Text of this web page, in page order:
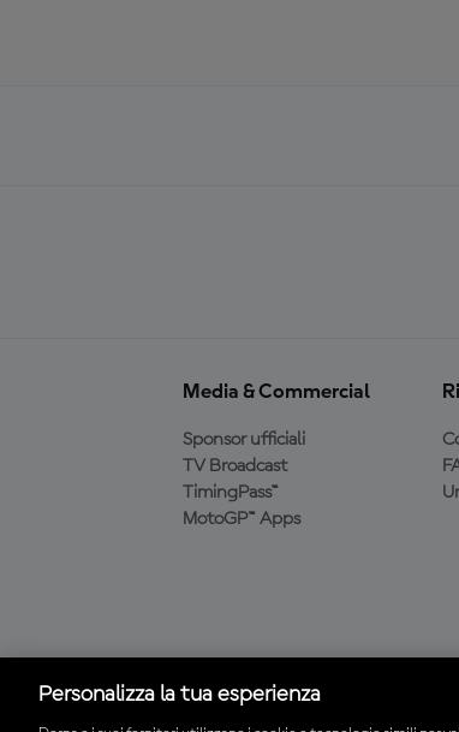
Media & Commercial
Sponsor ufficiali
TV Broadcast
TimingPass™
MotoGP™ Apps
MotoGP™
Personalizza la tua esperienza